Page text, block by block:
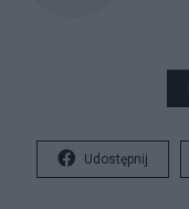
Udostępnij